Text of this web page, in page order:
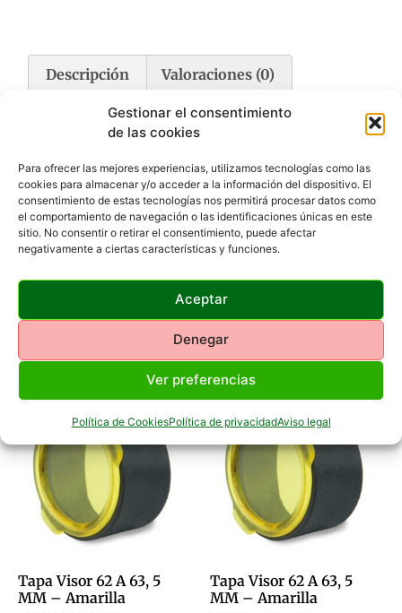
Gestionar el consentimiento
de las cookies
Para ofrecer las mejores experiencias, utilizamos tecnologías como las
cookies para almacenar y/o acceder a la información del dispositivo. El
consentimiento de estas tecnologías nos permitirá procesar datos como
el comportamiento de navegación o las identificaciones únicas en este
sitio. No consentir o retirar el consentimiento, puede afectar
negativamente a ciertas características y funciones.
Aceptar
Denegar
Ver preferencias
Política de CookiesPolítica de privacidadAviso legal
Productos Relacionados
Tapa Visor 62 A 63, 5
MM – Amarilla
Tapa Visor 62 A 63, 5
MM – Amarilla
Descripción Valoraciones (0)
Descripción
 Se abren con un simple toque del dedo sin producir ningún
tipo de ruido.
 Con filtro solar amarillo que permiten el uso del visor sin
necesidad de levantar la tapa.
 Mida el extremo externo del ocular o el objetivo y pida el